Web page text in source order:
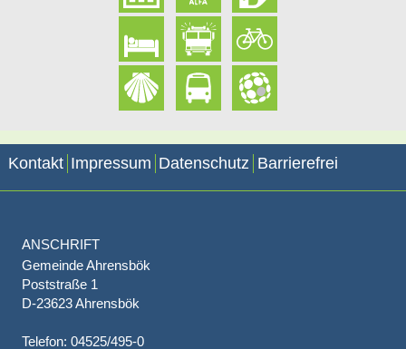
Kontakt Impressum Datenschutz Barrierefrei
ANSCHRIFT
Gemeinde Ahrensbök
Poststraße 1
D-23623 Ahrensbök
Telefon: 04525/495-0